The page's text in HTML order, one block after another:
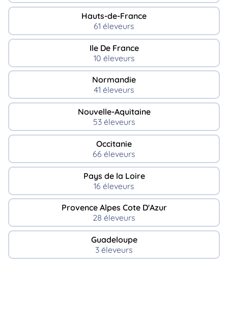
Hauts-de-France
61 éleveurs
Ile De France
10 éleveurs
Normandie
41 éleveurs
Nouvelle-Aquitaine
53 éleveurs
Occitanie
66 éleveurs
Pays de la Loire
16 éleveurs
Provence Alpes Cote D'Azur
28 éleveurs
Guadeloupe
3 éleveurs